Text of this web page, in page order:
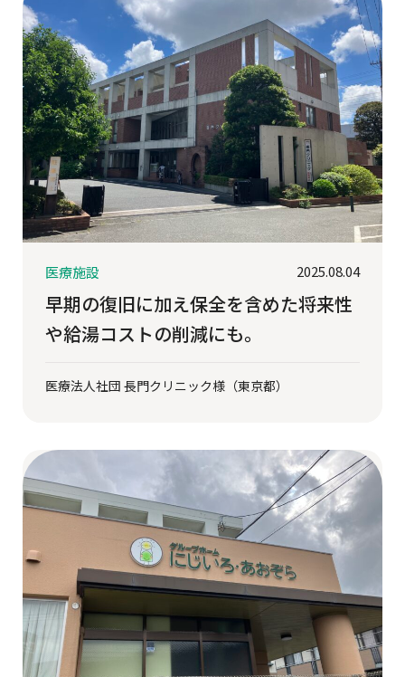
医療施設 2025.08.04
早期の復旧に加え保全を含めた将来性
や給湯コストの削減にも。
医療法人社団 長門クリニック様（東京都）